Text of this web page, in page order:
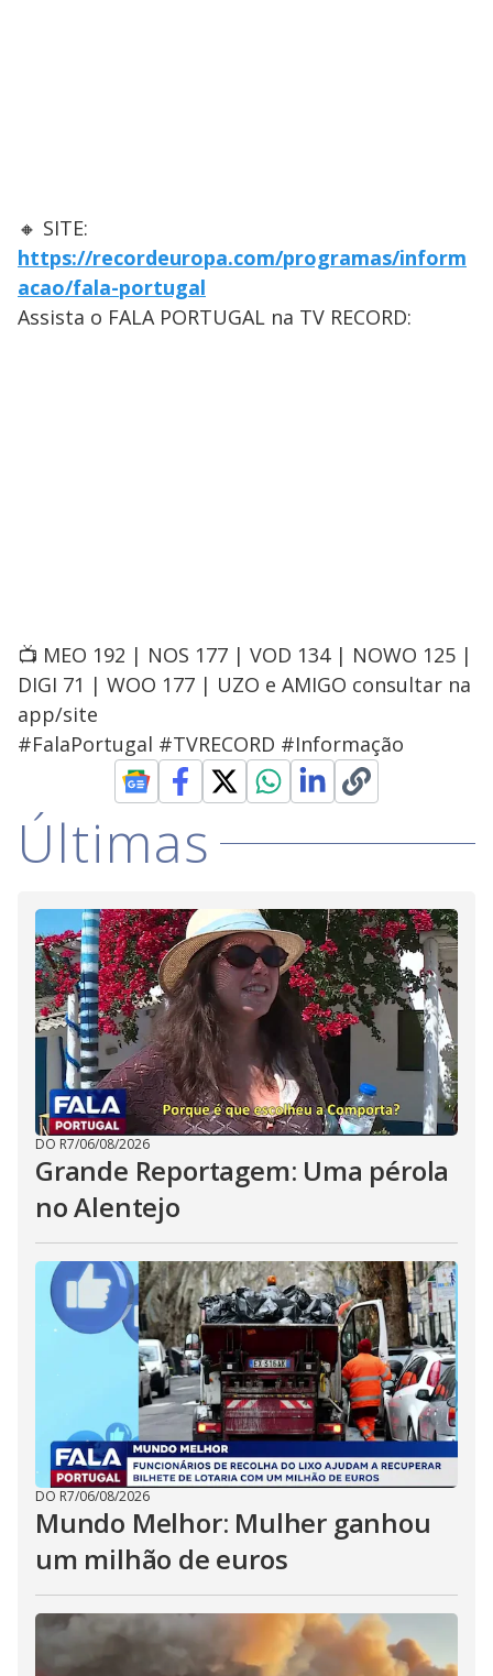
🔸 SITE:
https://recordeuropa.com/programas/inform
acao/fala-portugal
Assista o FALA PORTUGAL na TV RECORD:
📺 MEO 192 | NOS 177 | VOD 134 | NOWO 125 |
DIGI 71 | WOO 177 | UZO e AMIGO consultar na
app/site
#FalaPortugal #TVRECORD #Informação
Últimas
DO R7/06/08/2026
Grande Reportagem: Uma pérola
no Alentejo
DO R7/06/08/2026
Mundo Melhor: Mulher ganhou
um milhão de euros